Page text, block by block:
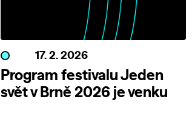
17. 2. 2026
Program festivalu Jeden
svět v Brně 2026 je venku